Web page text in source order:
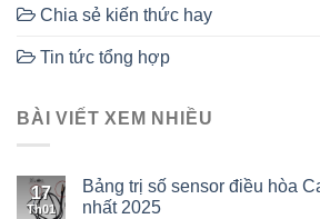
Chia sẻ kiến thức hay
Tin tức tổng hợp
BÀI VIẾT XEM NHIỀU
17
Th01
Bảng trị số sensor điều hòa
nhất 2025